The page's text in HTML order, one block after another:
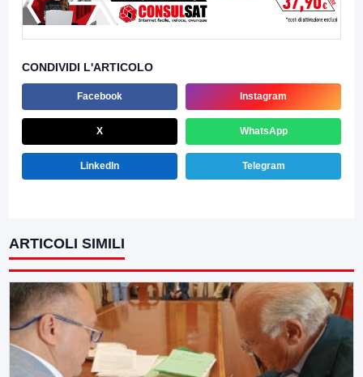
CONDIVIDI L'ARTICOLO
Facebook Instagram
X WhatsApp
LinkedIn Telegram
ARTICOLI SIMILI